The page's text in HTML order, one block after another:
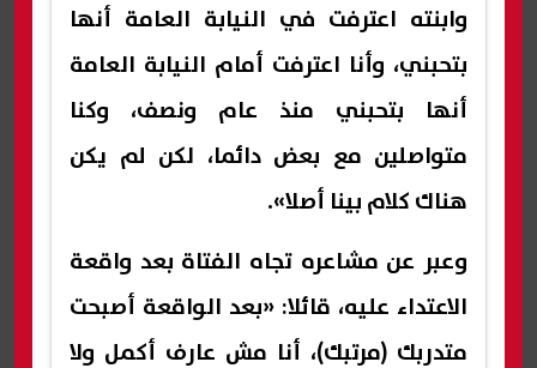
وابنته اعترفت في النيابة العامة أنها
بتحبني، وأنا اعترفت أمام النيابة العامة
أنها بتحبني منذ عام ونصف، وكنا
متواصلين مع بعض دائما، لكن لم يكن
هناك كلام بينا أصلا».
وعبر عن مشاعره تجاه الفتاة بعد واقعة
الاعتداء عليه، قائلا: «بعد الواقعة أصبحت
متدربك (مرتبك)، أنا مش عارف أكمل ولا